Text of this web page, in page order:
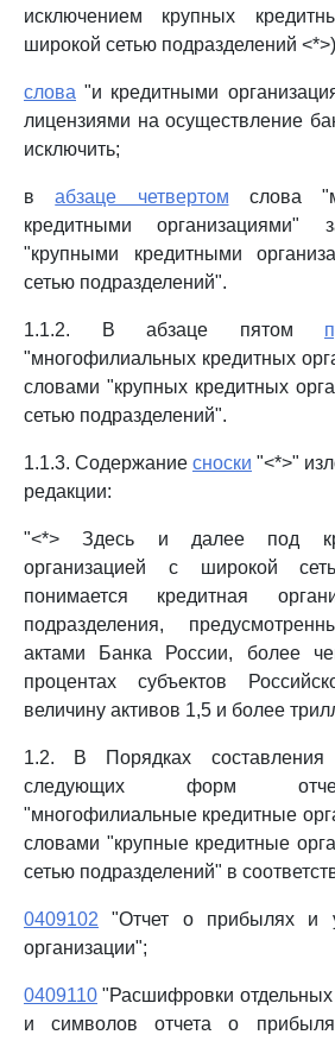
исключением крупных
широкой сетью подразделений
слова "и кредитными
лицензиями на осуществление
исключить;
вабзаце четвертом слова
кредитными организациями"
"крупными кредитными
сетью подразделений".
1.1.2. В абзаце пятом
"многофилиальных кредитных
словами "крупных кредитных
сетью подразделений".
1.1.3. Содержание сноски "<*>"
редакции:
"<*> Здесь и далее под
организацией с широкой
понимается кредитная
подразделения,
актами Банка России, более
процентах субъектов
величину активов 1,5 и более
1.2. В Порядках составления
следующих форм
"многофилиальные кредитные
словами "крупные кредитные
сетью подразделений" в
0409102 "Отчет о прибылях и
организации";
0409110 "Расшифровки отдельных
и символов отчета о